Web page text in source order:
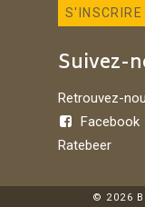
Suivez-
Retrouvez-
Facebook
Ratebeer
© 2026